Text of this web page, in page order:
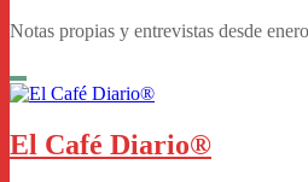
Notas propias y entrevistas desde
El Café Diario®